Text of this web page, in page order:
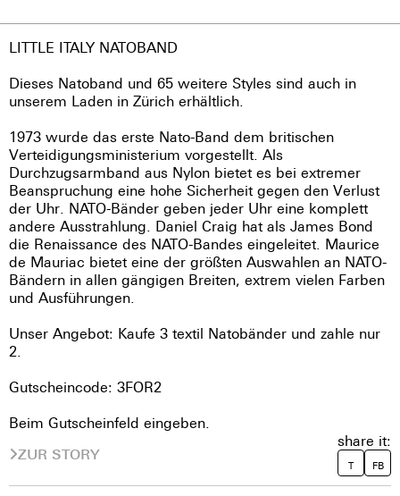
LITTLE ITALY NATOBAND
Dieses Natoband und 65 weitere Styles sind auch in
unserem Laden in Zürich erhältlich.
1973 wurde das erste Nato-Band dem britischen
Verteidigungsministerium vorgestellt. Als
Durchzugsarmband aus Nylon bietet es bei extremer
Beanspruchung eine hohe Sicherheit gegen den Verlust
der Uhr. NATO-Bänder geben jeder Uhr eine komplett
andere Ausstrahlung. Daniel Craig hat als James Bond
die Renaissance des NATO-Bandes eingeleitet. Maurice
de Mauriac bietet eine der größten Auswahlen an NATO-
Bändern in allen gängigen Breiten, extrem vielen Farben
und Ausführungen.
Unser Angebot: Kaufe 3 textil Natobänder und zahle nur
2.
Gutscheincode: 3FOR2
Beim Gutscheinfeld eingeben.
ZUR STORY
share it:
T FB